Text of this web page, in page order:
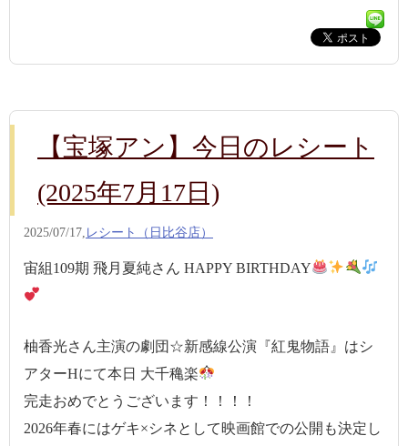
【宝塚アン】今日のレシート
(2025年7月17日)
2025/07/17, レシート（日比谷店）
宙組109期 飛月夏純さん HAPPY BIRTHDAY
柚香光さん主演の劇団☆新感線公演『紅鬼物語』はシ
アターHにて本日 大千穐楽
完走おめでとうございます！！！！
2026年春にはゲキ×シネとして映画館での公開も決定し